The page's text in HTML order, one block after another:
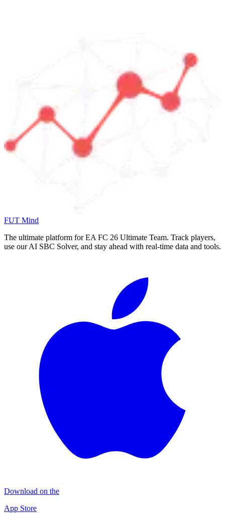
FUT Mind
The ultimate platform for EA FC 26 Ultimate Team. Track players,
use our AI SBC Solver, and stay ahead with real-time data and tools.
Download on the
App Store